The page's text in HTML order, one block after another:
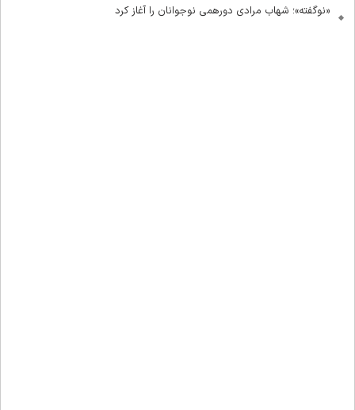
«نوگفته»؛ شهاب مرادی دورهمی نوجوانان را آغاز کرد